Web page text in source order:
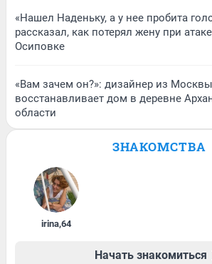
«Нашел Наденьку, а у нее пробита
рассказал, как потерял жену при
Осиповке
«Вам зачем он?»: дизайнер из
восстанавливает дом в деревне
области
ЗНАКОМСТВА
irina,64
Начать знакомиться